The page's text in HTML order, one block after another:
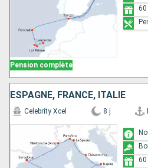
Pension complète
60
ESPAGNE, FRANCE, ITALIE
Celebrity Xcel 8 j
60